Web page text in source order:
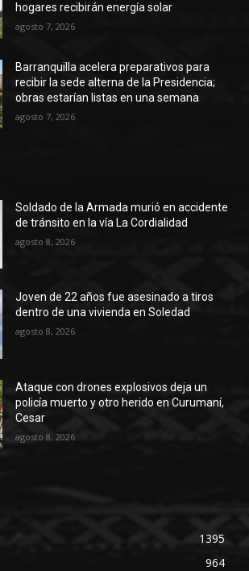
hogares recibirán energía solar
agosto 7, 2026
Barranquilla acelera preparativos para
recibir la sede alterna de la Presidencia;
obras estarían listas en una semana
agosto 7, 2026
Soldado de la Armada murió en accidente
de tránsito en la vía La Cordialidad
agosto 8, 2026
Joven de 22 años fue asesinado a tiros
dentro de una vivienda en Soledad
agosto 8, 2026
Ataque con drones explosivos deja un
policía muerto y otro herido en Curumaní,
Cesar
agosto 8, 2026
1395
964